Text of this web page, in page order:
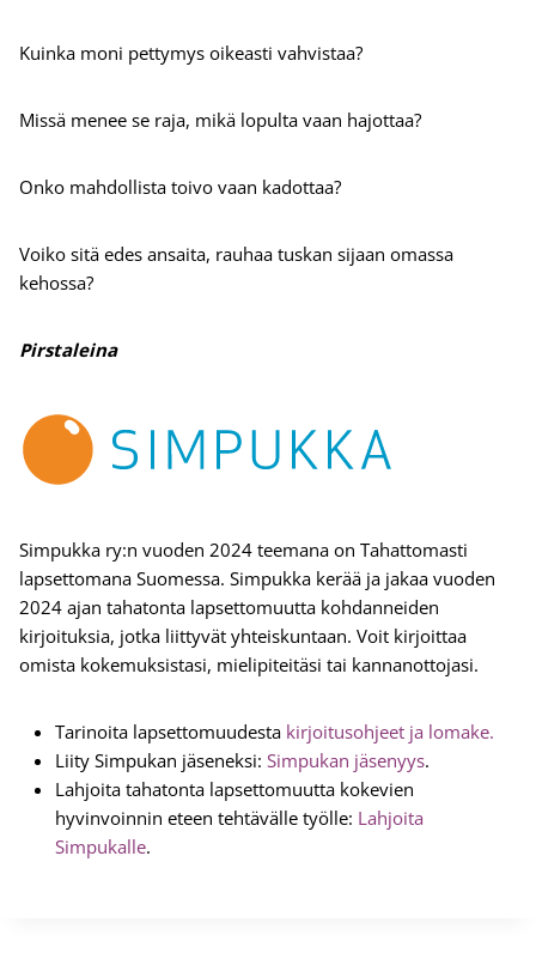
Kuinka moni pettymys oikeasti vahvistaa?
Missä menee se raja, mikä lopulta vaan hajottaa?
Onko mahdollista toivo vaan kadottaa?
Voiko sitä edes ansaita, rauhaa tuskan sijaan omassa
kehossa?
Pirstaleina
Simpukka ry:n vuoden 2024 teemana on Tahattomasti
lapsettomana Suomessa. Simpukka kerää ja jakaa vuoden
2024 ajan tahatonta lapsettomuutta kohdanneiden
kirjoituksia, jotka liittyvät yhteiskuntaan. Voit kirjoittaa
omista kokemuksistasi, mielipiteitäsi tai kannanottojasi.
Tarinoita lapsettomuudesta kirjoitusohjeet ja lomake.
Liity Simpukan jäseneksi: Simpukan jäsenyys.
Lahjoita tahatonta lapsettomuutta kokevien
hyvinvoinnin eteen tehtävälle työlle: Lahjoita
Simpukalle.